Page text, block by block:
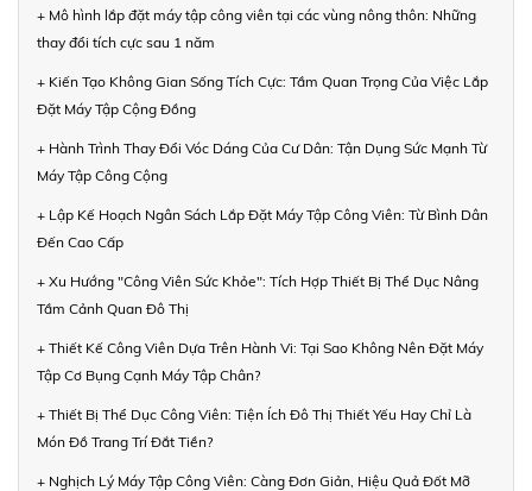
+ Mô hình lắp đặt máy tập công viên tại các vùng nông thôn: Những
thay đổi tích cực sau 1 năm
+ Kiến Tạo Không Gian Sống Tích Cực: Tầm Quan Trọng Của Việc Lắp
Đặt Máy Tập Cộng Đồng
+ Hành Trình Thay Đổi Vóc Dáng Của Cư Dân: Tận Dụng Sức Mạnh Từ
Máy Tập Công Cộng
+ Lập Kế Hoạch Ngân Sách Lắp Đặt Máy Tập Công Viên: Từ Bình Dân
Đến Cao Cấp
+ Xu Hướng "Công Viên Sức Khỏe": Tích Hợp Thiết Bị Thể Dục Nâng
Tầm Cảnh Quan Đô Thị
+ Thiết Kế Công Viên Dựa Trên Hành Vi: Tại Sao Không Nên Đặt Máy
Tập Cơ Bụng Cạnh Máy Tập Chân?
+ Thiết Bị Thể Dục Công Viên: Tiện Ích Đô Thị Thiết Yếu Hay Chỉ Là
Món Đồ Trang Trí Đắt Tiền?
+ Nghịch Lý Máy Tập Công Viên: Càng Đơn Giản, Hiệu Quả Đốt Mỡ